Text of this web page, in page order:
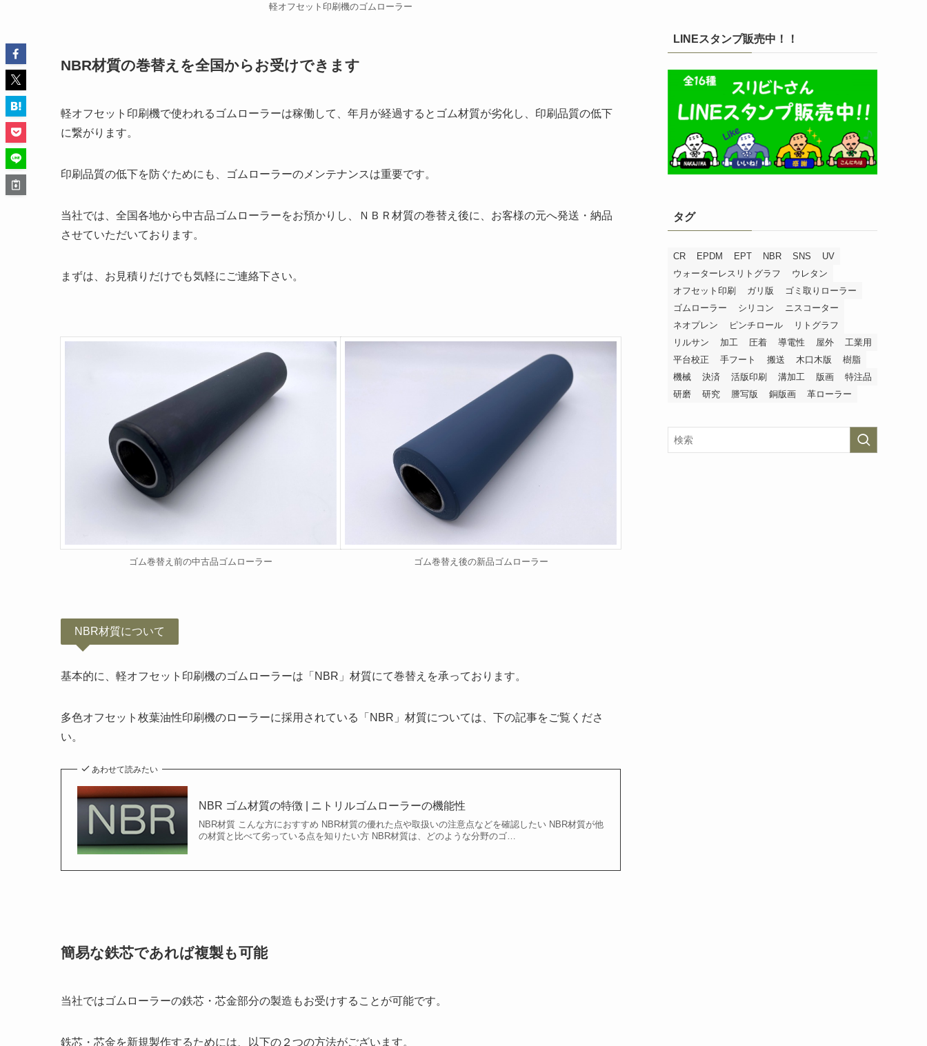
軽オフセット印刷機のゴムローラー
NBR材質の巻替えを全国からお受けできます
軽オフセット印刷機で使われる ゴムローラーは稼働して、年月が経過すると ゴム材質が劣化し、印刷品質の低下
に繋がります。
印刷品質の低下を防ぐためにも、ゴムローラーのメンテナンスは重要です。
当社では、全国各地から中古品ゴムローラーをお預かりし、ＮＢＲ材質の巻替え後に、お客様の元へ発送・納品
させていただいております。
まずは、お見積りだけでも気軽にご連絡下さい。
ゴム巻替え前の中古品ゴムローラー ゴム巻替え後の新品ゴムローラー
NBR材質について
基本的に、軽オフセット印刷機のゴムローラーは「NBR」材質にて巻替えを承っております。
多色オフセット枚葉油性印刷機のローラーに採用されている「NBR」材質については、下の記事をご覧くださ
い。
あわせて読みたい
NBR ゴム材質の特徴 | ニトリルゴムローラーの機能性
NBR材質 こんな方におすすめ NBR材質の優れた点や取扱いの注意点などを確認したい NBR材質が他
の材質と比べて劣っている点を知りたい方 NBR材質は、どのような分野のゴ…
簡易な鉄芯であれば複製も可能
当社ではゴムローラーの鉄芯・芯金部分の製造もお受けすることが可能です。
鉄芯・芯金を新規製作するためには、以下の２つの方法がございます。
LINEスタンプ販売中！！
タグ
CR EPDM EPT NBR SNS
UV
ウォーターレスリトグラフ
ウレタン
オフセット印刷
ガリ版
ゴミ取りローラー
ゴムローラー
シリコン
ニスコーター
ネオプレン
ピンチロール
リトグラフ
リルサン
加工 圧着 導電性 屋外
工業用
平台校正
手フート 搬送 木口木版
樹脂
機械
決済 活版印刷 溝加工 版画
特注品
研磨
研究 謄写版 銅版画 革ローラー